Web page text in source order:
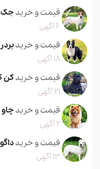
قیمت و خریدجک
6 آگهی
قیمت و خرید
18 آگهی
قیمت و خریدکن
21 آگهی
قیمت و خرید
2 آگهی
قیمت و خرید
13 آگهی